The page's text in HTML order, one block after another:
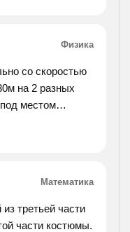
Физика
со скоростью
на 2 разных
местом
Математика
третьей части
части костюмы.